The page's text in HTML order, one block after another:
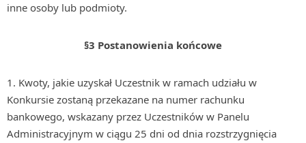
inne osoby lub podmioty.
§3 Postanowienia końcowe
Kwoty, jakie uzyskał Uczestnik w ramach udziału w
Konkursie zostaną przekazane na numer rachunku
bankowego, wskazany przez Uczestników w Panelu
Administracyjnym w ciągu 25 dni od dnia rozstrzygnięcia